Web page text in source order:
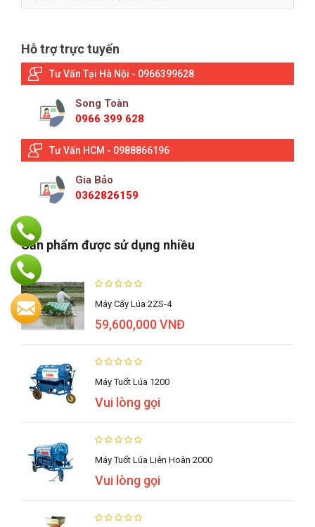
Hỗ trợ trực tuyến
Tư Vấn Tại Hà Nội - 0966399628
Song Toàn
0966 399 628
Tư Vấn HCM - 0988866196
Gia Bảo
0362826159
Sản phẩm được sử dụng nhiều
Máy Cấy Lúa 2ZS-4
59,600,000 VNĐ
Máy Tuốt Lúa 1200
Vui lòng gọi
Máy Tuốt Lúa Liên Hoàn 2000
Vui lòng gọi